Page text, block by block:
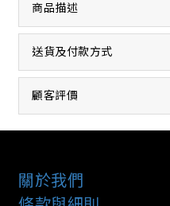
商品描述
送貨及付款方式
顧客評價
關於我們